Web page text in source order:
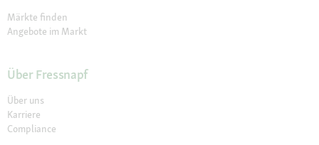
Märkte finden
Angebote im Markt
Über Fressnapf
Über uns
Karriere
Compliance